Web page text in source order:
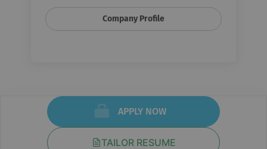
Arbeiten an der Zukunft eben.
Company Profile
APPLY NOW
TAILOR RESUME